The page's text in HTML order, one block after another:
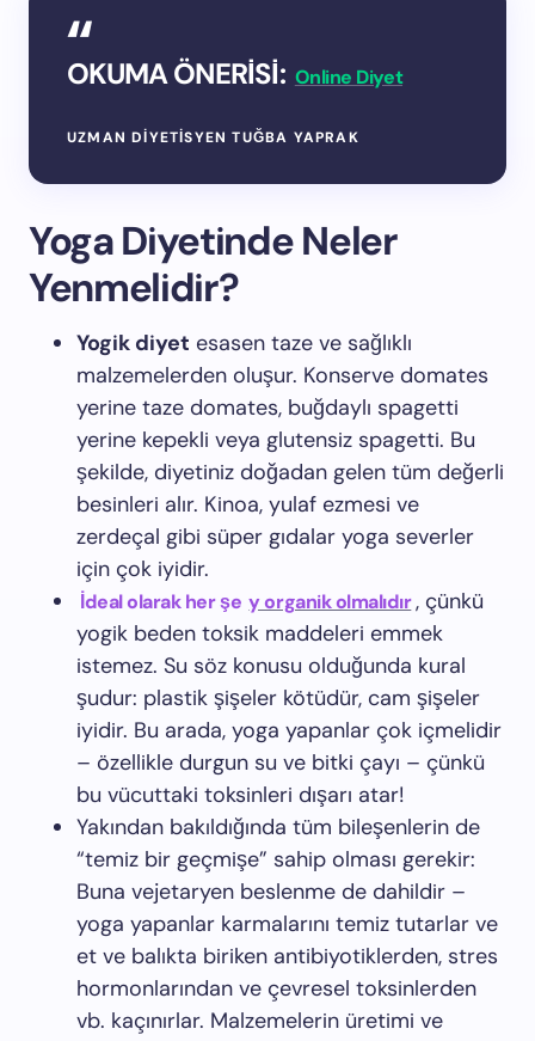
OKUMA ÖNERİSİ: Online Diyet
UZMAN DIYETISYEN TUĞBA YAPRAK
Yoga Diyetinde Neler
Yenmelidir?
Yogik diyet esasen taze ve sağlıklı
malzemelerden oluşur. Konserve domates
yerine taze domates, buğdaylı spagetti
yerine kepekli veya glutensiz spagetti. Bu
şekilde, diyetiniz doğadan gelen tüm değerli
besinleri alır. Kinoa, yulaf ezmesi ve
zerdeçal gibi süper gıdalar yoga severler
için çok iyidir.
İdeal olarak her şe y organik olmalıdır, çünkü
yogik beden toksik maddeleri emmek
istemez. Su söz konusu olduğunda kural
şudur: plastik şişeler kötüdür, cam şişeler
iyidir. Bu arada, yoga yapanlar çok içmelidir
– özellikle durgun su ve bitki çayı – çünkü
bu vücuttaki toksinleri dışarı atar!
Yakından bakıldığında tüm bileşenlerin de
“temiz bir geçmişe” sahip olması gerekir:
Buna vejetaryen beslenme de dahildir –
yoga yapanlar karmalarını temiz tutarlar ve
et ve balıkta biriken antibiyotiklerden, stres
hormonlarından ve çevresel toksinlerden
vb. kaçınırlar. Malzemelerin üretimi ve